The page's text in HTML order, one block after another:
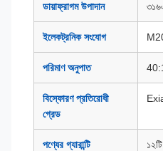
ডায়াফ্রাগম উপাদান
ইলেকট্রনিক সংযোগ
পরিমাণ অনুপাত
বিস্ফোরণ প্রতিরোধী
গ্রেড
পণ্যের গ্যারান্টি